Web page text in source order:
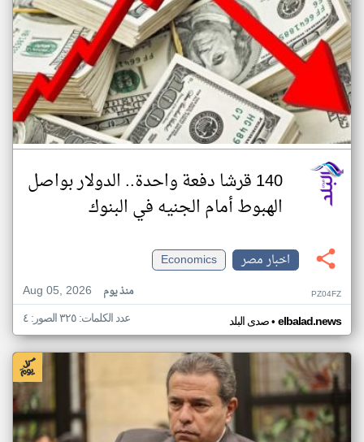
140 قرشا دفعة واحدة.. الدولار بواصل
الهبوط أمام الجنيه في البنوك
اخبار مصر
Economics
Aug 05, 2026
منذ يوم PZ04FZ
صدى البلد• elbalad.news عدد الكلمات: ٣٢٥ الصور: ٤